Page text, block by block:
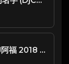
孙露 - 我终于失去了你 (DJ阿福 2018 Remix)